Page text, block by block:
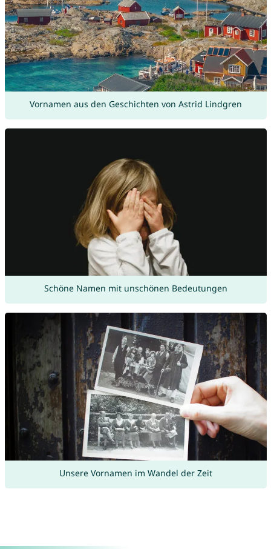
Vornamen aus den Geschichten von Astrid Lindgren
Schöne Namen mit unschönen Bedeutungen
Unsere Vornamen im Wandel der Zeit